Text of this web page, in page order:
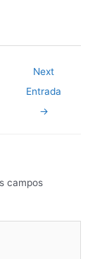
Next
Entrada
→
campos